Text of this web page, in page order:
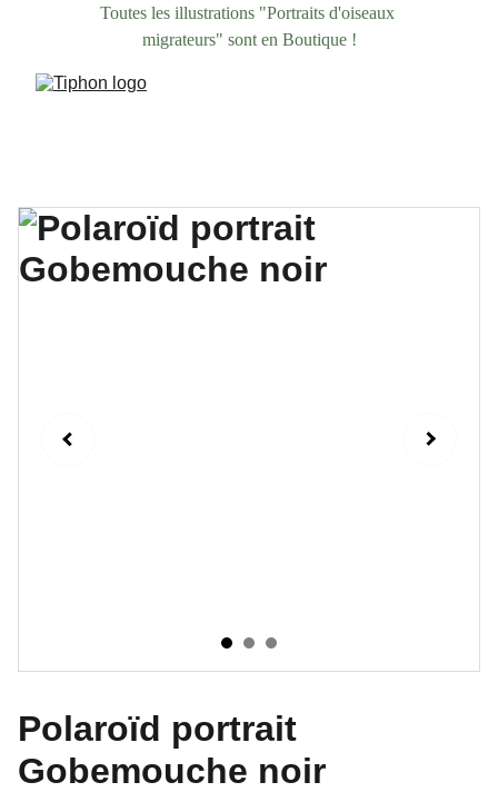
Toutes les illustrations "Portraits d'oiseaux
migrateurs" sont en Boutique !
Polaroïd portrait
Gobemouche noir